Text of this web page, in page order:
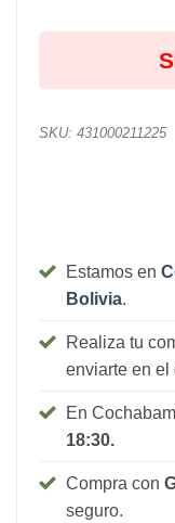
SKU: 431000211225
Estamos en
Bolivia.
Realiza tu
enviarte en el
En
18:30.
Compra con
seguro.